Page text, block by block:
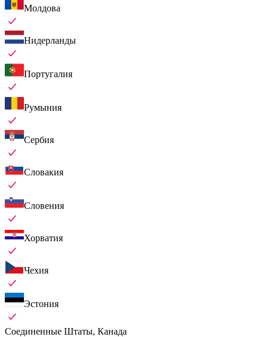
Молдова
Нидерланды
Португалия
Румыния
Сербия
Словакия
Словения
Хорватия
Чехия
Эстония
Соединенные Штаты, Канада